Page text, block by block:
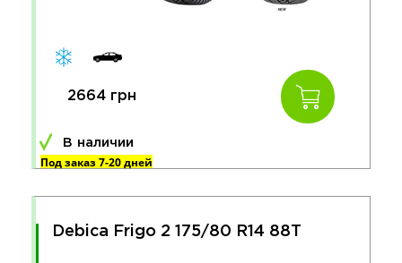
2664 грн
В наличии
Под заказ 7-20 дней
Debica Frigo 2 175/80 R14 88T